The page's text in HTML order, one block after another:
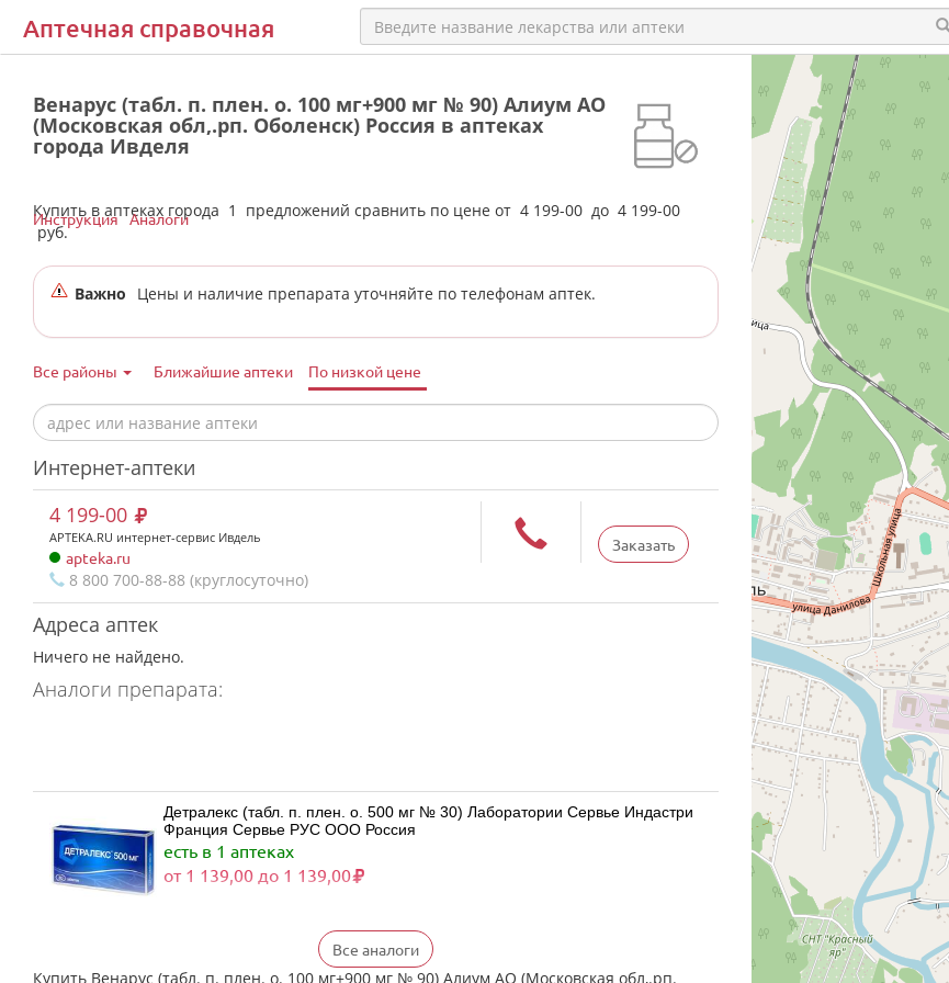
Аптечная справочная
Венарус (табл. п. плен. о. 100 мг+900 мг № 90) Алиум АО
(Московская обл,.рп. Оболенск) Россия в аптеках
города Ивделя
Купить в аптеках города 1 предложений сравнить по цене от 4 199-00 до 4 199-00
руб.
Инструкция Аналоги
Важно Цены и наличие препарата уточняйте по телефонам аптек.
Все районы Ближайшие аптеки По низкой цене
Интернет-аптеки
Заказать
4 199-00
APTEKA.RU интернет-сервис Ивдель
apteka.ru
8 800 700-88-88 (круглосуточно)
Адреса аптек
Ничего не найдено.
Аналоги препарата:
Детралекс (табл. п. плен. о. 500 мг № 30) Лаборатории Сервье Индастри
Франция Сервье РУС ООО Россия
есть в 1 аптеках
от 1 139,00 до 1 139,00
Детралекс (табл. п. плен. о. 500 мг № 60) Лаборатории Сервье Индастри
Франция Сервье РУС ООО Россия
Все аналоги
Купить Венарус (табл. п. плен. о. 100 мг+900 мг № 90) Алиум АО (Московская обл,.рп.